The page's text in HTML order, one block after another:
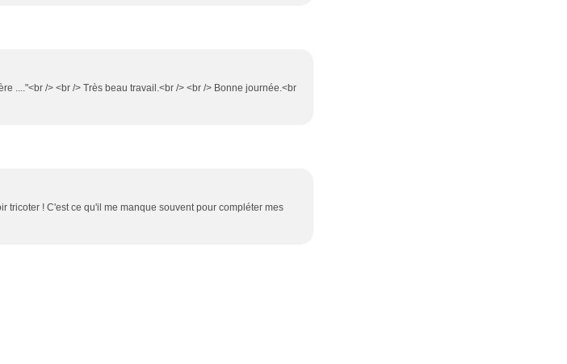
...."<br /> <br /> Très beau travail.<br /> <br /> Bonne journée.<br
tricoter ! C'est ce qu'il me manque souvent pour compléter mes